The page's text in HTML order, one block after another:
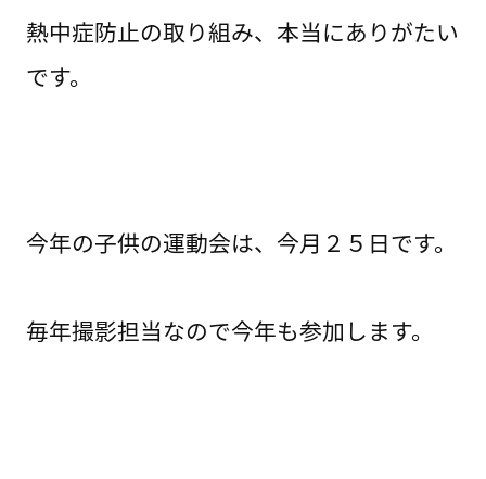
熱中症防止の取り組み、本当にありがたい
です。
今年の子供の運動会は、今月２５日です。
毎年撮影担当なので今年も参加します。